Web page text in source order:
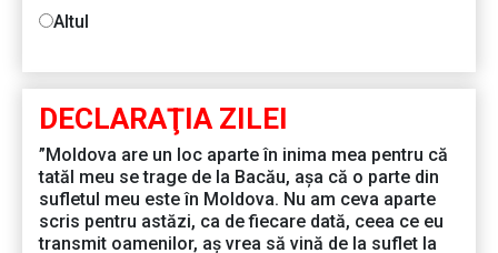
Altul
DECLARAŢIA ZILEI
”Moldova are un loc aparte în inima mea pentru că
tatăl meu se trage de la Bacău, așa că o parte din
sufletul meu este în Moldova. Nu am ceva aparte
scris pentru astăzi, ca de fiecare dată, ceea ce eu
transmit oamenilor, aș vrea să vină de la suflet la